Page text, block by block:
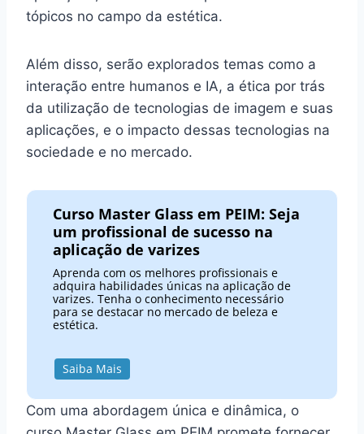
tópicos no campo da estética.
Além disso, serão explorados temas como a
interação entre humanos e IA, a ética por trás
da utilização de tecnologias de imagem e suas
aplicações, e o impacto dessas tecnologias na
sociedade e no mercado.
Curso Master Glass em PEIM: Seja
um profissional de sucesso na
aplicação de varizes
Aprenda com os melhores profissionais e
adquira habilidades únicas na aplicação de
varizes. Tenha o conhecimento necessário
para se destacar no mercado de beleza e
estética.
Saiba Mais
Com uma abordagem única e dinâmica, o